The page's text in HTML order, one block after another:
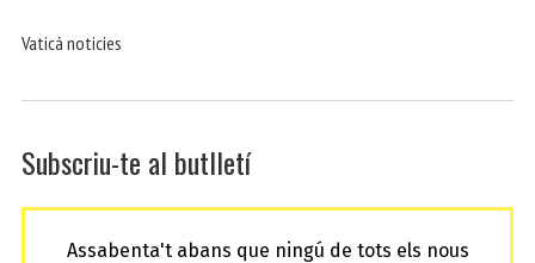
Vaticá noticies
Subscriu-te al butlletí
Assabenta't abans que ningú de tots els nous